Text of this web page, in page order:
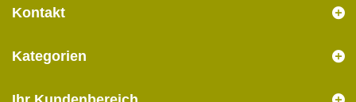
Kontakt
Kategorien